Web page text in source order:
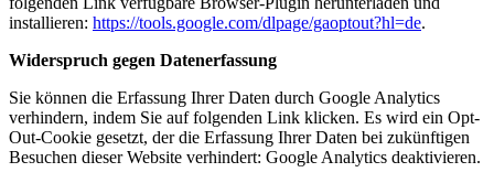
installieren: https://tools.google.com/dlpage/gaoptout?hl=de.
Widerspruch gegen Datenerfassung
Sie können die Erfassung Ihrer Daten durch Google Analytics
verhindern, indem Sie auf folgenden Link klicken. Es wird ein Opt-
Out-Cookie gesetzt, der die Erfassung Ihrer Daten bei zukünftigen
Besuchen dieser Website verhindert: Google Analytics deaktivieren.